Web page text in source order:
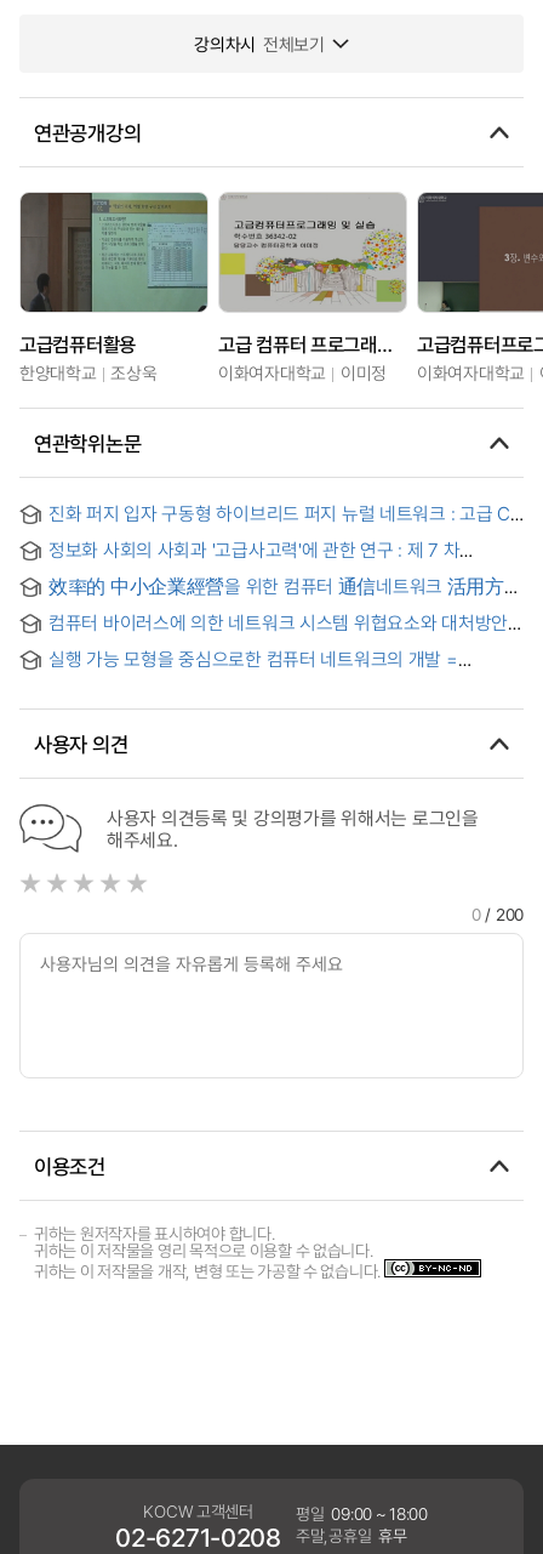
강의차시 전체보기
연관공개강의
고급컴퓨터활용
한양대학교 조상욱
고급 컴퓨터 프로그래밍 및 실습
이화여자대학교 이미정
고급컴퓨터프로
이화여자대학교
연관학위논문
진화 퍼지 입자 구동형 하이브리드 퍼지 뉴럴 네트워크 : 고급 CI
구조 합성 = Hybrid fuzzy-neural networks driven by
evolutionary fuzzy granulation : synthesis in the framework
of advanced computational intelligence
정보화 사회의 사회과 '고급사고력'에 관한 연구 : 제 7 차
교육과정을 중심으로
效率的 中小企業經營을 위한 컴퓨터 通信네트워크 活用方案
= (The) Efficient Using of Computer Communication
Network for the Small Business Management
컴퓨터 바이러스에 의한 네트워크 시스템 위협요소와 대처방안
= (The) Network system's menacing element come from
computer virus and disposal plan
실행 가능 모형을 중심으로한 컴퓨터 네트워크의 개발 =
model techniques
사용자 의견
사용자 의견등록 및 강의평가를 위해서는 로그인을
해주세요.
0/ 200
이용조건
귀하는 원저작자를 표시하여야 합니다.
귀하는 이 저작물을 영리 목적으로 이용할 수 없습니다.
귀하는 이 저작물을 개작, 변형 또는 가공할 수 없습니다.
KOCW 고객센터
02-6271-0208
평일 09:00 ~ 18:00
주말,공휴일 휴무